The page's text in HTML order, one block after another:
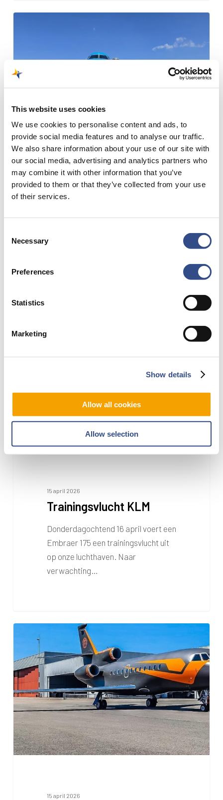
This website uses cookies
We use cookies to personalise content and ads, to
provide social media features and to analyse our traffic.
We also share information about your use of our site with
our social media, advertising and analytics partners who
may combine it with other information that you’ve
provided to them or that they’ve collected from your use
of their services.
Selection
Necessary
Preferences
Statistics
Marketing
Show details
Allow all cookies
Allow selection
17 april 2026
Trainingsvlucht KLM
Embraer 175 een trainingsvlucht uit
KLM
15 april 2026
Trainingsvlucht KLM
Donderdagochtend 16 april voert een
Embraer 175 een trainingsvlucht uit
op onze luchthaven. Naar
verwachting…
vanavond
15 april 2026